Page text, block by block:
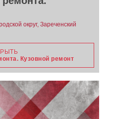
округ, Зареченский
Кузовной ремонт